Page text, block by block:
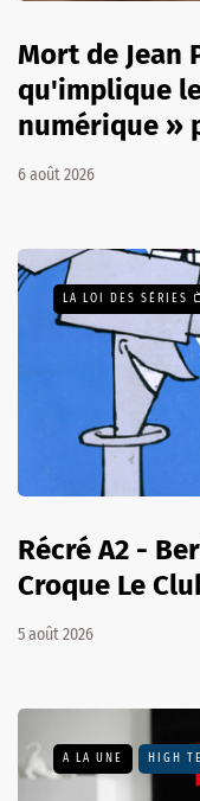
Mort de Jean
qu'implique
numérique »
6 août 2026
LA LOI DES SÉRIES
Récré A2 -
Croque Le
5 août 2026
A LA UNE HIGH